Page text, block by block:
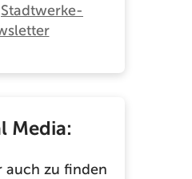
Stadtwerke-
Media:
auch zu finden